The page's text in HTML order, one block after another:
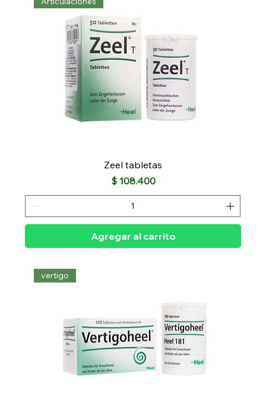
Zeel tabletas
Precio
$ 108.400
Agregar al carrito
vertigo